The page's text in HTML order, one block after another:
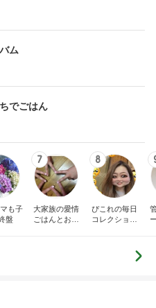
ム
でごはん
も子
盤
7
大家族の愛情
ごはんとお弁
8
ぴこれの毎日
コレクション